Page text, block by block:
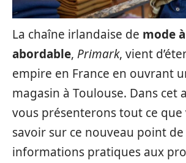
La chaîne irlandaise de mode
abordable, Primark, vient
empire en France en ouvrant
magasin à Toulouse. Dans cet
vous présenterons tout ce que
savoir sur ce nouveau point
informations pratiques aux